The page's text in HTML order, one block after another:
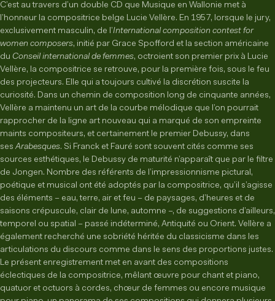
C’est au travers d’un double CD que Musique en Wallonie met à
l’honneur la compositrice belge Lucie Vellère. En 1957, lorsque le jury,
exclusivement masculin, de l’International composition contest for
women composers, initié par Grace Spofford et la section américaine
du Conseil international de femmes, octroient son premier prix à Lucie
Vellère, la compositrice se retrouve, pour la première fois, sous le feu
des projecteurs. Elle qui a toujours cultivé la discrétion suscite la
curiosité. Dans un chemin de composition long de cinquante années,
Vellère a maintenu un art de la courbe mélodique que l’on pourrait
rapprocher de la ligne art nouveau qui a marqué de son empreinte
maints compositeurs, et certainement le premier Debussy, dans
sesArabesques. Si Franck et Fauré sont souvent cités comme ses
sources esthétiques, le Debussy de maturité n’apparaît que par le filtre
de Jongen. Nombre des référents de l’impressionnisme pictural,
poétique et musical ont été adoptés par la compositrice, qu’il s’agisse
des éléments – eau, terre, air et feu – de paysages, d’heures et de
saisons crépuscule, clair de lune, automne –, de suggestions d’ailleurs,
temporel ou spatial – passé indéterminé, Antiquité ou Orient. Vellère a
également recherché une sobriété héritée du classicisme dans les
articulations du discours comme dans le sens des proportions justes.
Le présent enregistrement met en avant des compositions
éclectiques de la compositrice, mêlant œuvre pour chant et piano,
quatuor et octuors à cordes, chœur de femmes ou encore musique